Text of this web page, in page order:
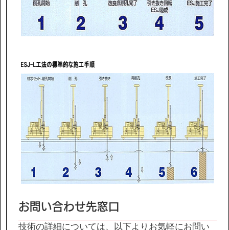
お問い合わせ先窓口
技術の詳細については、以下よりお気軽にお問い